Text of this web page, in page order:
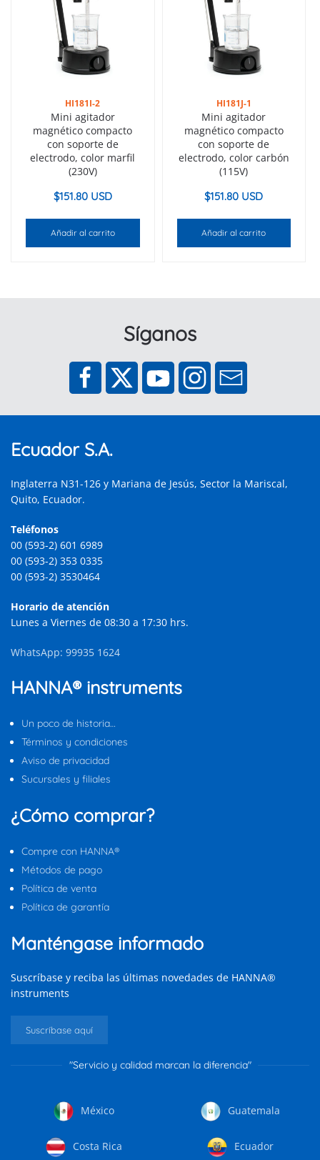
HI181I-2
Mini agitador
magnético compacto
con soporte de
electrodo, color marfil
(230V)
$151.80 USD
Añadir al carrito
HI181J-1
Mini agitador
magnético compacto
con soporte de
electrodo, color carbón
(115V)
$151.80 USD
Añadir al carrito
Síganos
Ecuador S.A.
Inglaterra N31-126 y Mariana de Jesús, Sector la Mariscal,
Quito, Ecuador.
Teléfonos
00 (593-2) 601 6989
00 (593-2) 353 0335
00 (593-2) 3530464
Horario de atención
Lunes a Viernes de 08:30 a 17:30 hrs.
WhatsApp: 99935 1624
HANNA® instruments
Un poco de historia…
Términos y condiciones
Aviso de privacidad
Sucursales y filiales
¿Cómo comprar?
Compre con HANNA®
Métodos de pago
Política de venta
Política de garantía
Manténgase informado
Suscríbase y reciba las últimas novedades de HANNA®
instruments
Suscríbase aquí
"Servicio y calidad marcan la diferencia"
México Guatemala
Costa Rica Ecuador